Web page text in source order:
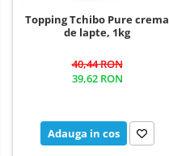
Topping Tchibo Pure crema
de lapte, 1kg
40,44 RON
39,62 RON
Adauga in cos